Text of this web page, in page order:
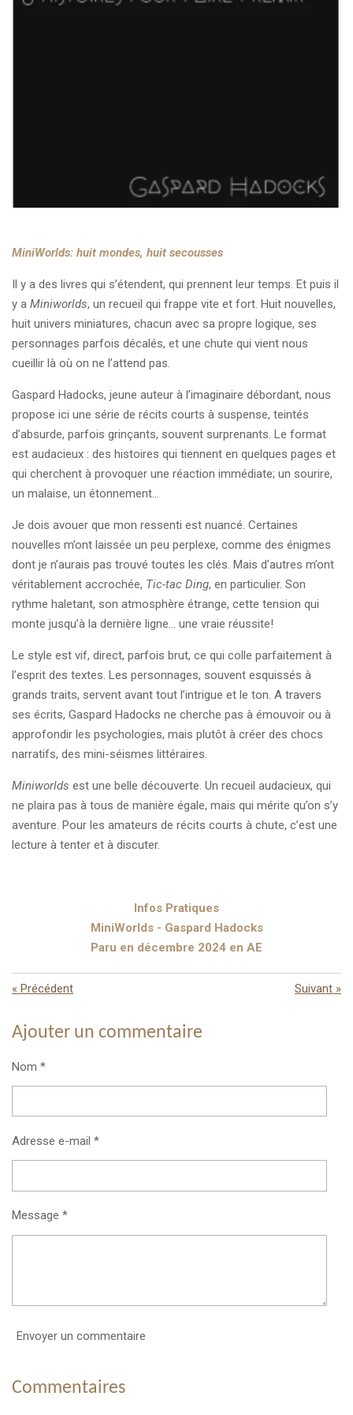
MiniWorlds: huit mondes, huit secousses
Il y a des livres qui s’étendent, qui prennent leur temps. Et puis il
y a Miniworlds, un recueil qui frappe vite et fort. Huit nouvelles,
huit univers miniatures, chacun avec sa propre logique, ses
personnages parfois décalés, et une chute qui vient nous
cueillir là où on ne l’attend pas.
Gaspard Hadocks, jeune auteur à l’imaginaire débordant, nous
propose ici une série de récits courts à suspense, teintés
d’absurde, parfois grinçants, souvent surprenants. Le format
est audacieux : des histoires qui tiennent en quelques pages et
qui cherchent à provoquer une réaction immédiate; un sourire,
un malaise, un étonnement...
Je dois avouer que mon ressenti est nuancé. Certaines
nouvelles m’ont laissée un peu perplexe, comme des énigmes
dont je n’aurais pas trouvé toutes les clés. Mais d’autres m’ont
véritablement accrochée, Tic-tac Ding, en particulier. Son
rythme haletant, son atmosphère étrange, cette tension qui
monte jusqu’à la dernière ligne… une vraie réussite!
Le style est vif, direct, parfois brut, ce qui colle parfaitement à
l’esprit des textes. Les personnages, souvent esquissés à
grands traits, servent avant tout l’intrigue et le ton. A travers
ses écrits, Gaspard Hadocks ne cherche pas à émouvoir ou à
approfondir les psychologies, mais plutôt à créer des chocs
narratifs, des mini-séismes littéraires.
Miniworlds est une belle découverte. Un recueil audacieux, qui
ne plaira pas à tous de manière égale, mais qui mérite qu’on s’y
aventure. Pour les amateurs de récits courts à chute, c’est une
lecture à tenter et à discuter.
Infos Pratiques
MiniWorlds - Gaspard Hadocks
Paru en décembre 2024 en AE
« Précédent Suivant »
Ajouter un commentaire
Nom *
Adresse e-mail *
Message *
Envoyer un commentaire
Commentaires